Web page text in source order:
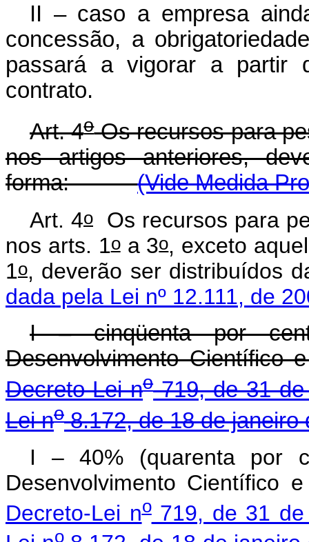
II – caso a empresa
concessão, a
passará a vigorar a partir
contrato.
Art. 4oOs recursos para
nos artigos anteriores,
forma:(Vide Medida
Art. 4o Os recursos para
nos arts. 1oa 3o, exceto
1o, deverão ser
dada pela Lei nº 12.111, de
I – cinqüenta por
Desenvolvimento Científico
Decreto-Lei no719, de 31 de
Lei no8.172, de 18 de janeiro
I – 40% (quarenta por
Desenvolvimento Científico
Decreto-Lei no719, de 31 de
o